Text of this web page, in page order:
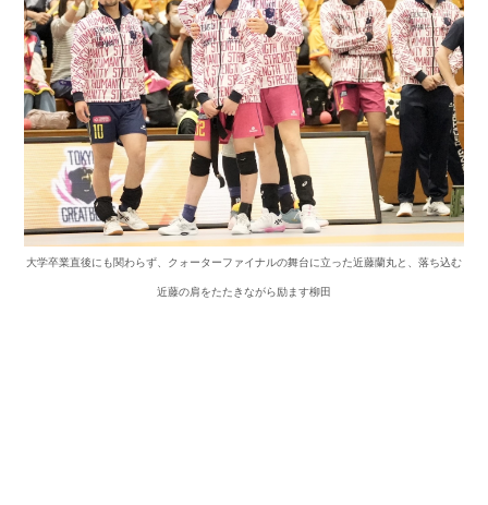
大学卒業直後にも関わらず、クォーターファイナルの舞台に立った近藤蘭丸と、落ち込む
近藤の肩をたたきながら励ます柳田